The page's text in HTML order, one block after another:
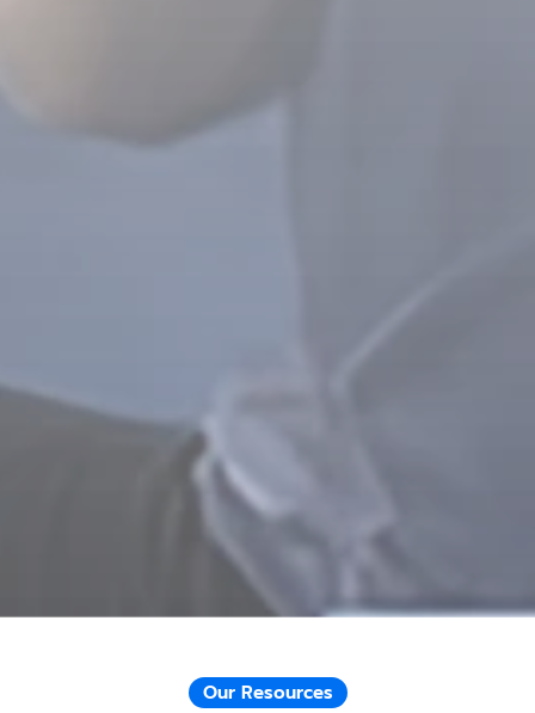
Our Resources